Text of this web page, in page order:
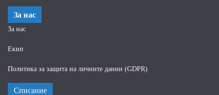
За нас
За нас
Екип
Политика за защита на личните данни (GDPR)
Списание